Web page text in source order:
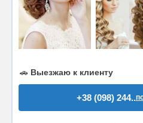
🚗 Выезжаю к клиенту
+38 (098) 244..